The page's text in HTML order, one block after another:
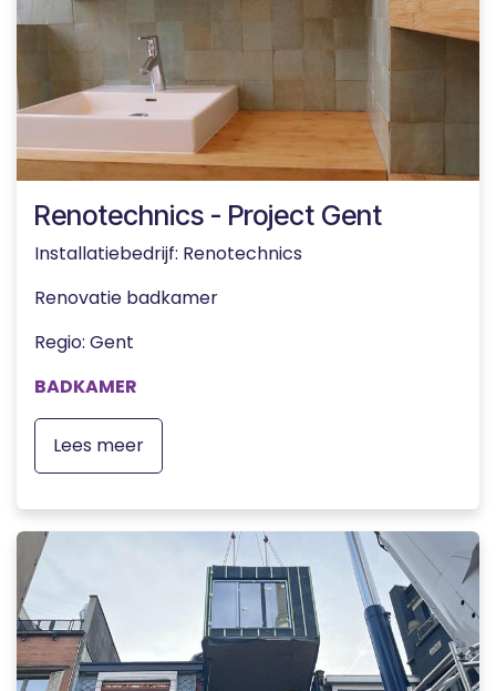
Renotechnics - Project Gent
Installatiebedrijf: Renotechnics
Renovatie badkamer
Regio: Gent
BADKAMER
Lees meer